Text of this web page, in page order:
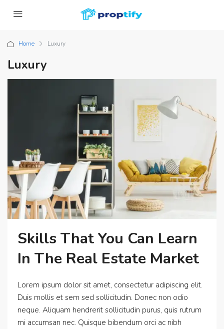
Home Luxury
Luxury
Skills That You Can Learn
In The Real Estate Market
Lorem ipsum dolor sit amet, consectetur adipiscing elit.
Duis mollis et sem sed sollicitudin. Donec non odio
neque. Aliquam hendrerit sollicitudin purus, quis rutrum
mi accumsan nec. Quisque bibendum orci ac nibh